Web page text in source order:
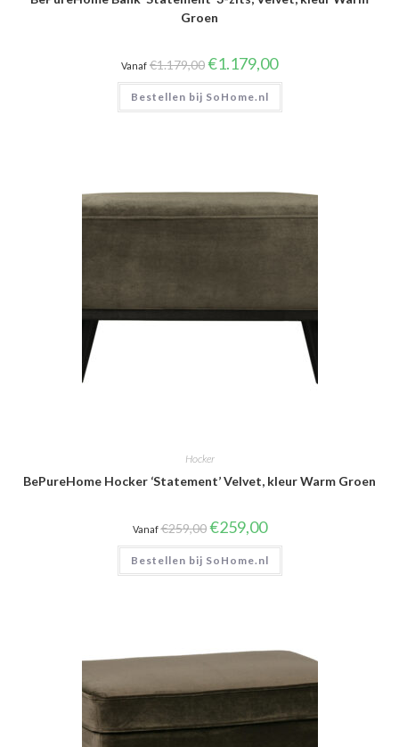
Groen
Vanaf €1.179,00Oorspronkelijke
prijs
was:
€1.179,00.
€1.179,00Huidige
prijs
is:
Bestellen bij SoHome.nl
Hocker
BePureHome Hocker ‘Statement’ Velvet, kleur Warm Groen
Vanaf €259,00 Oorspronkelijke
prijs
was:
€259,00.
€259,00Huidige
prijs
is:
€259,00.
Bestellen bij SoHome.nl